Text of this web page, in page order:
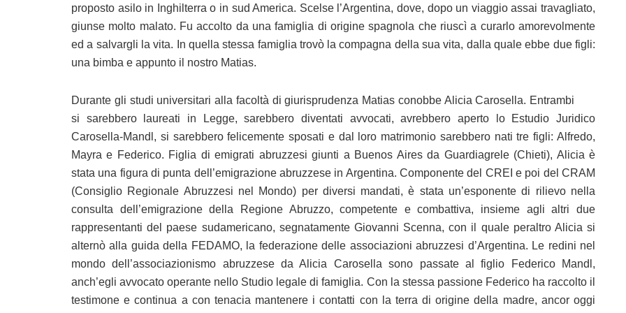
proposto asilo in Inghilterra o in sud America. Scelse l’Argentina, dove, dopo un viaggio assai travagliato,
giunse molto malato. Fu accolto da una famiglia di origine spagnola che riuscì a curarlo amorevolmente
ed a salvargli la vita. In quella stessa famiglia trovò la compagna della sua vita, dalla quale ebbe due figli:
una bimba e appunto il nostro Matias.
Durante gli studi universitari alla facoltà di giurisprudenza Matias conobbe Alicia Carosella. Entrambi
si sarebbero laureati in Legge, sarebbero diventati avvocati, avrebbero aperto lo Estudio Juridico
Carosella-Mandl, si sarebbero felicemente sposati e dal loro matrimonio sarebbero nati tre figli: Alfredo,
Mayra e Federico. Figlia di emigrati abruzzesi giunti a Buenos Aires da Guardiagrele (Chieti), Alicia è
stata una figura di punta dell’emigrazione abruzzese in Argentina. Componente del CREI e poi del CRAM
(Consiglio Regionale Abruzzesi nel Mondo) per diversi mandati, è stata un’esponente di rilievo nella
consulta dell’emigrazione della Regione Abruzzo, competente e combattiva, insieme agli altri due
rappresentanti del paese sudamericano, segnatamente Giovanni Scenna, con il quale peraltro Alicia si
alternò alla guida della FEDAMO, la federazione delle associazioni abruzzesi d’Argentina. Le redini nel
mondo dell’associazionismo abruzzese da Alicia Carosella sono passate al figlio Federico Mandl,
anch’egli avvocato operante nello Studio legale di famiglia. Con la stessa passione Federico ha raccolto il
testimone e continua a con tenacia mantenere i contatti con la terra di origine della madre, ancor oggi